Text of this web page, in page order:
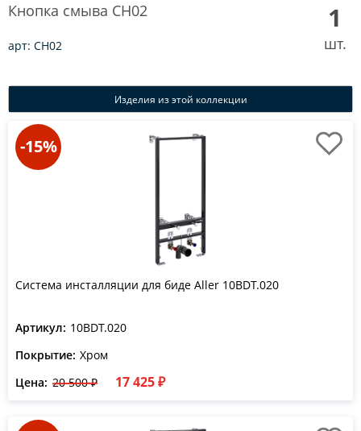
Кнопка смыва CH02
арт: CH02
1
шт.
Изделия из этой коллекции
-15%
Система инсталляции для биде Aller 10BDT.020
Артикул: 10BDT.020
Покрытие: Хром
Цена: 20 500 ₽ 17 425 ₽